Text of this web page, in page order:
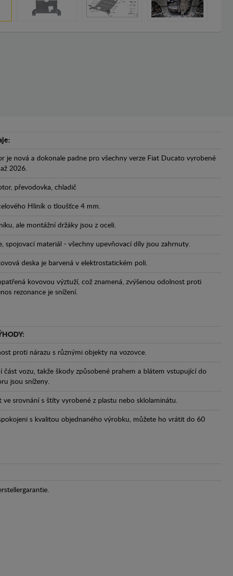
je nová a dokonale padne pro všechny verze Fiat Ducato vyrobené
2026.
převodovka, chladič
Hliník o tloušťce 4 mm.
ale montážní držáky jsou z oceli.
spojovací materiál - všechny upevňovací díly jsou zahrnuty.
deska je barvená v elektrostatickém poli.
kovovou výztuží, což znamená, zvýšenou odolnost proti
rezonance je snížení.
proti nárazu s různými objekty na vozovce.
část vozu, takže škody způsobené prahem a blátem vstupující do
jsou sníženy.
ve srovnání s štíty vyrobené z plastu nebo sklolaminátu.
s kvalitou objednaného výrobku, můžete ho vrátit do 60